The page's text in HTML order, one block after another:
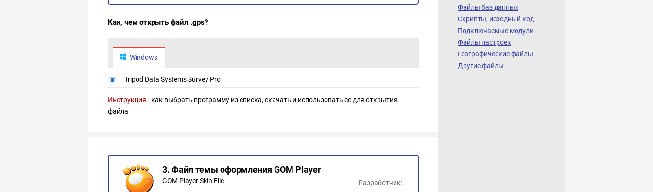
Как, чем открыть файл .gps?
Windows
Tripod Data Systems Survey Pro
Инструкция - как выбрать программу из списка, скачать и использовать ее для открытия
файла
3. Файл темы оформления GOM Player
GOM Player Skin File
Разработчик:
Файлы баз данных
Скрипты, исходный код
Подключаемые модули
Файлы настроек
Географические файлы
Другие файлы